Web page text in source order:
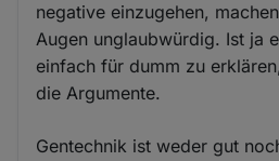
negative einzugehen,
Augen unglaubwürdig. Ist ja
einfach für dumm zu
die Argumente.
Gentechnik ist weder gut